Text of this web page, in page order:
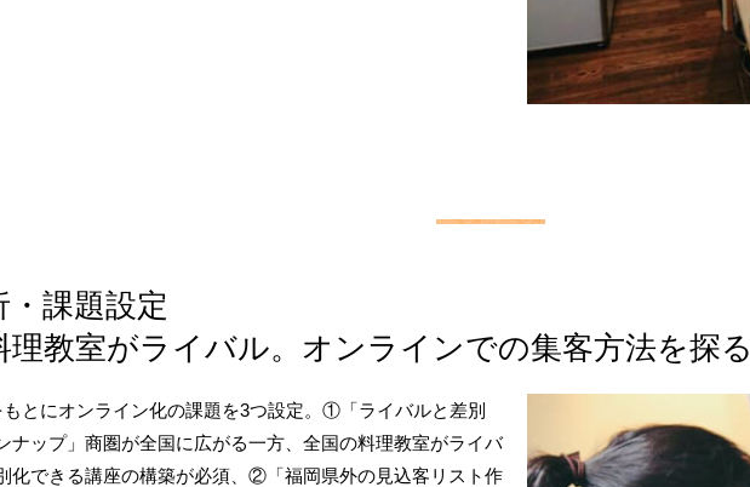
・課題設定
理教室がライバル。オンラインでの集客方法を探る
とにオンライン化の課題を3つ設定。①「ライバルと差別
ナップ」商圏が全国に広がる一方、全国の料理教室がライバ
化できる講座の構築が必須、②「福岡県外の見込客リスト作